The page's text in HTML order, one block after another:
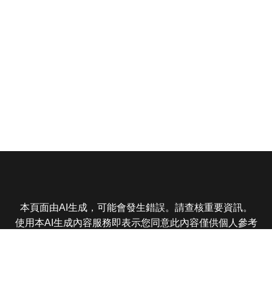
本頁面由AI生成，可能會發生錯誤。請查核重要資訊。
使用本AI生成內容服務即表示您同意此內容僅供個人參考